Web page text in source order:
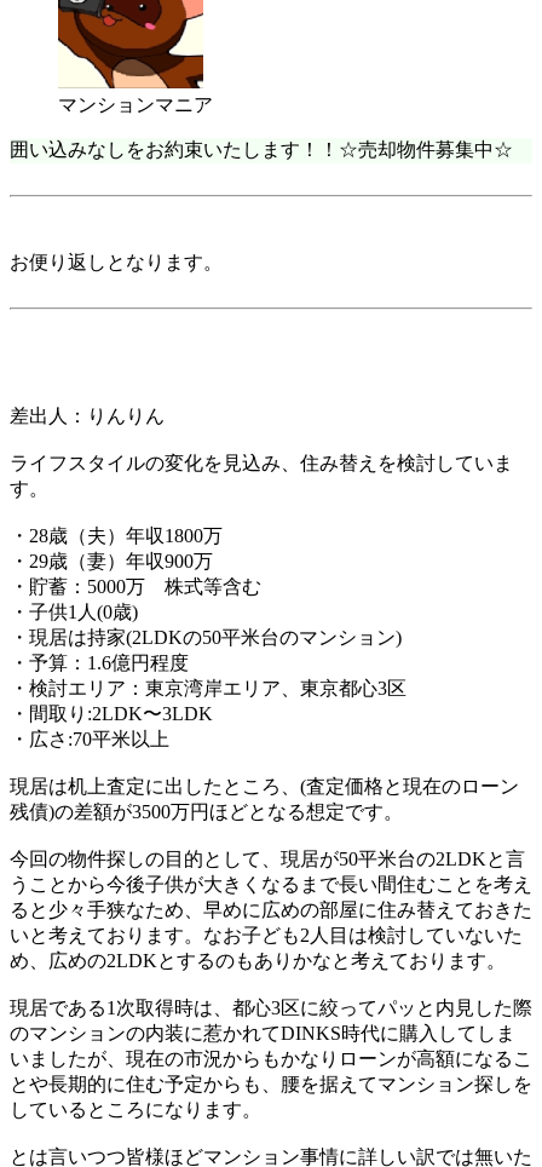
マンションマニア
囲い込みなしをお約束いたします！！☆売却物件募集中☆
お便り返しとなります。
差出人：りんりん
ライフスタイルの変化を見込み、住み替えを検討していま
す。
・28歳（夫）年収1800万
・29歳（妻）年収900万
・貯蓄：5000万 株式等含む
・子供1人(0歳)
・現居は持家(2LDKの50平米台のマンション)
・予算：1.6億円程度
・検討エリア：東京湾岸エリア、東京都心3区
・間取り:2LDK〜3LDK
・広さ:70平米以上
現居は机上査定に出したところ、(査定価格と現在のローン
残債)の差額が3500万円ほどとなる想定です。
今回の物件探しの目的として、現居が50平米台の2LDKと言
うことから今後子供が大きくなるまで長い間住むことを考え
ると少々手狭なため、早めに広めの部屋に住み替えておきた
いと考えております。なお子ども2人目は検討していないた
め、広めの2LDKとするのもありかなと考えております。
現居である1次取得時は、都心3区に絞ってパッと内見した際
のマンションの内装に惹かれてDINKS時代に購入してしま
いましたが、現在の市況からもかなりローンが高額になるこ
とや長期的に住む予定からも、腰を据えてマンション探しを
しているところになります。
とは言いつつ皆様ほどマンション事情に詳しい訳では無いた